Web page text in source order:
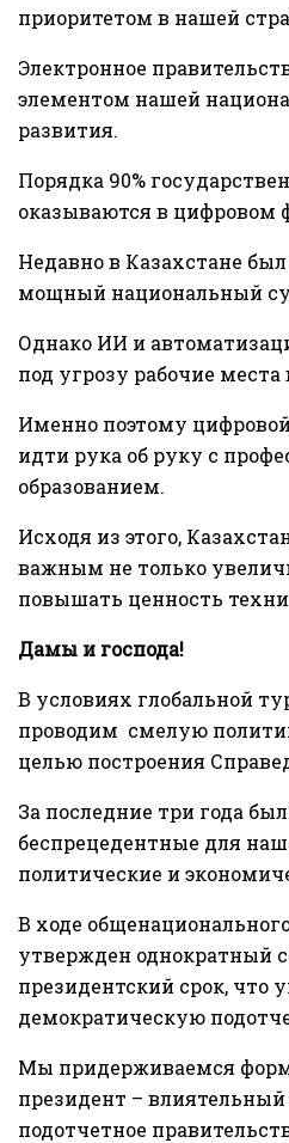
приоритетом в нашей
Электронное
элементом нашей
развития.
Порядка 90%
оказываются в цифровом
Недавно в Казахстане
мощный национальный
Однако ИИ и
под угрозу рабочие
Именно поэтому
идти рука об руку с
образованием.
Исходя из этого,
важным не только
повышать ценность
Дамы и господа!
В условиях глобальной
проводим смелую
целью построения
За последние три года
беспрецедентные для
политические и
В ходе
утвержден однократный
президентский срок, что
демократическую
Мы придерживаемся
президент –
подотчетное